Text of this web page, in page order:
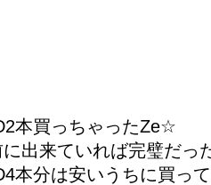
本買っちゃったZe☆
出来ていれば完璧だっ
本分は安いうちに買っ